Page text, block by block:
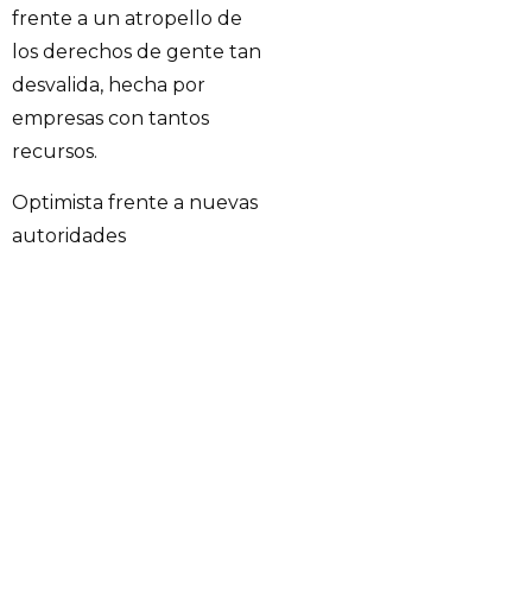
frente a un atropello de
los derechos de gente tan
desvalida, hecha por
empresas con tantos
recursos.
Optimista frente a nuevas
autoridades